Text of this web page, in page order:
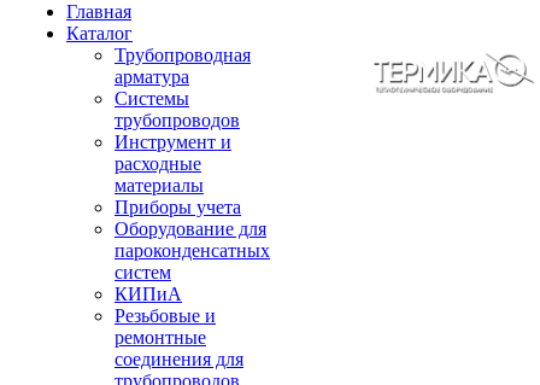
Главная
Каталог
Трубопроводная
арматура
Системы
трубопроводов
Инструмент и
расходные
материалы
Приборы учета
Оборудование для
пароконденсатных
систем
КИПиА
Резьбовые и
ремонтные
соединения для
трубопроводов